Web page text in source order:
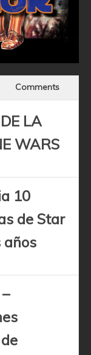
Comments
LA
WARS
10
de Star